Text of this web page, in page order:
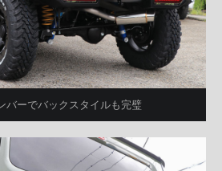
バーでバックスタイルも完璧